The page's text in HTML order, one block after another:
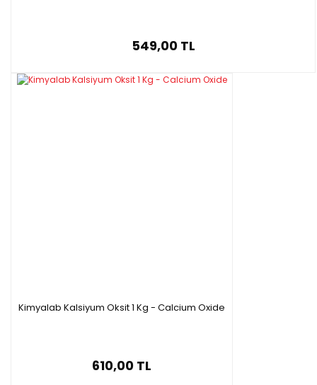
549,00 TL
Kimyalab Kalsiyum Oksit 1 Kg - Calcium Oxide
610,00 TL